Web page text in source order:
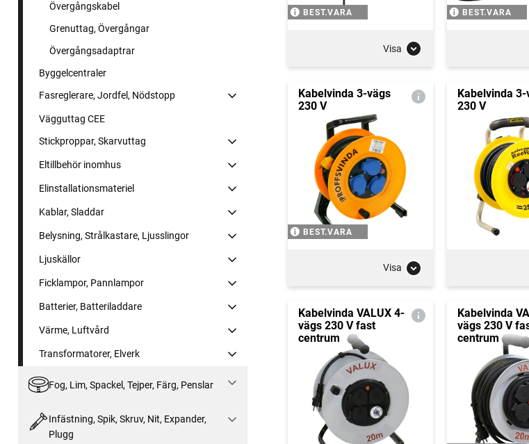
Övergångskabel
Grenuttag, Övergångar
Övergångsadaptrar
Byggelcentraler
Fasreglerare, Jordfel, Nödstopp
Vägguttag CEE
Stickproppar, Skarvuttag
Eltillbehör inomhus
Elinstallationsmateriel
Kablar, Sladdar
Belysning, Strålkastare, Ljusslingor
Ljuskällor
Ficklampor, Pannlampor
Batterier, Batteriladdare
Värme, Luftvård
Transformatorer, Elverk
Fog, Lim, Spackel, Tejper, Färg, Penslar
Infästning, Spik, Skruv, Nit, Expander,
Plugg
BEST.VARA
Visa
BEST.VARA
Kabelvinda 3-vägs
230 V
BEST.VARA
Visa
Kabelvinda 3-
230 V
Kabelvinda VALUX 4-
vägs 230 V fast
centrum
Kabelvinda
vägs 230 V
centrum